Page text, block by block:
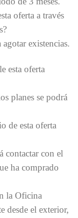
oferta a través
existencias.
esta oferta
planes se podrá
de esta oferta
contactar con el
ha comprado
la Oficina
desde el exterior,